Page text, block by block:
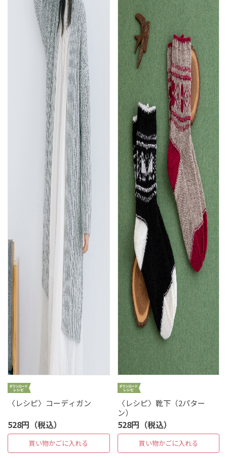
〈レシピ〉コーディガン
528円（税込）
買い物かごに入れる
〈レシピ〉靴下（2パター
ン）
528円（税込）
買い物かごに入れる